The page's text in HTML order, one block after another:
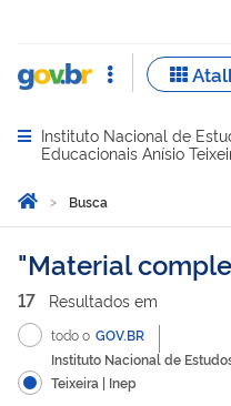
Abrir menu principal de
Instituto Nacional de
Educacionais Anísio
Você está aqui:
Página Inicial
Busca
Busca
Material
17 Resultados em
todo o GOV.BR
Instituto Nacional de
Teixeira | Inep